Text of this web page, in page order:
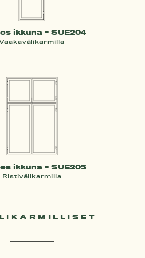
ikkuna - SUE204
ikkuna - SUE205
Ristivälikarmilla